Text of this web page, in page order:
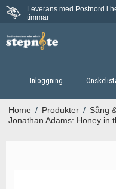
Leverans med Postnord i
timmar
Inloggning
Home / Produkter / Sång
Jonathan Adams: Honey in